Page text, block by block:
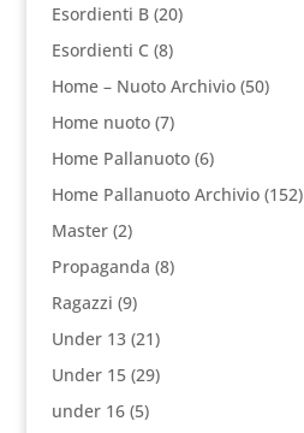
Esordienti B(20)
Esordienti C (8)
Home – Nuoto Archivio(50)
Home nuoto(7)
Home Pallanuoto(6)
Home Pallanuoto Archivio(152)
Master(2)
Propaganda (8)
Ragazzi (9)
Under 13(21)
Under 15(29)
under 16(5)